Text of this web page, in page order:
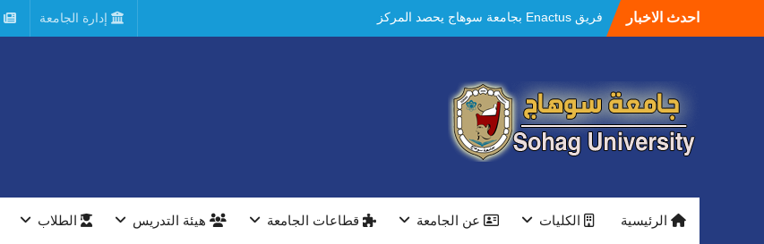
احدث الاخبار
فريق Enactus بجامعة سوهاج يحصد المركز
الاول في الابتكار وتمكين المراة والمركز الثاني
مستشفيات سوهاج الجامعية تحقق إنجازًا طبيًا
جديدًا و تنجح في علاج 3 حالات أكالازيا بتقنية
POEM دون جراحة .
النعماني يلتقي بمدير امن سوهاج الجديد لتقديم
بمعرض الاكاديمية العسكريه علي هامش
إدارة الجامعة
الرئيسية الكليات عن الجامعة قطاعات الجامعة هيئة التدريس الطلاب